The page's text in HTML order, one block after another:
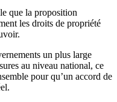
que la proposition
les droits de propriété
un plus large
au niveau national, ce
pour qu’un accord de